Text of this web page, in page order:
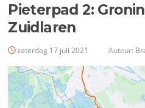
Pieterpad 2:
Zuidlaren
zaterdag 17 juli 2021 Auteur: